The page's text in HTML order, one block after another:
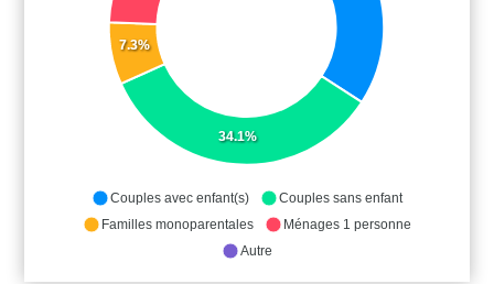
34.1%
7.3%
Couples avec enfant(s)
Couples sans enfant
Familles monoparentales
Ménages 1 personne
Autre